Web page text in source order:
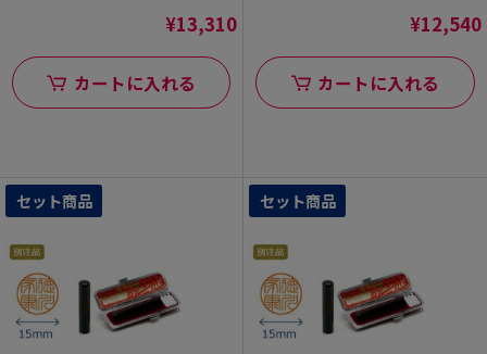
¥13,310
カートに入れる
¥12,540
カートに入れる
セット商品 セット商品